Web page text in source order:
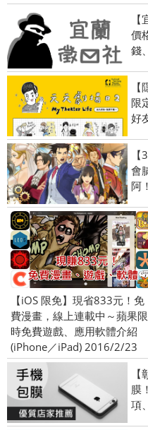
價
錢
限
好
會
阿！
【iOS 限免】現省833元！免
費漫畫，線上連載中～蘋果限
時免費遊戲、應用軟體介紹
(iPhone／iPad) 2016/2/23
膜
項